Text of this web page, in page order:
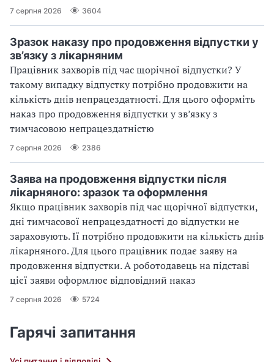
7 серпня 2026 3604
Зразок наказу про продовження відпустки у
зв’язку з лікарняним
Працівник захворів під час щорічної відпустки? У
такому випадку відпустку потрібно продовжити на
кількість днів непрацездатності. Для цього оформіть
наказ про продовження відпустки у зв’язку з
тимчасовою непрацездатністю
7 серпня 2026 2386
Заява на продовження відпустки після
лікарняного: зразок та оформлення
Якщо працівник захворів під час щорічної відпустки,
дні тимчасової непрацездатності до відпустки не
зараховують. Її потрібно продовжити на кількість днів
лікарняного. Для цього працівник подає заяву на
продовження відпустки. А роботодавець на підставі
цієї заяви оформлює відповідний наказ
7 серпня 2026 5724
Гарячі запитання